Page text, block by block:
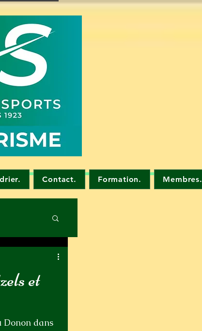
Contact. Formation. Membres.
et
Donon dans